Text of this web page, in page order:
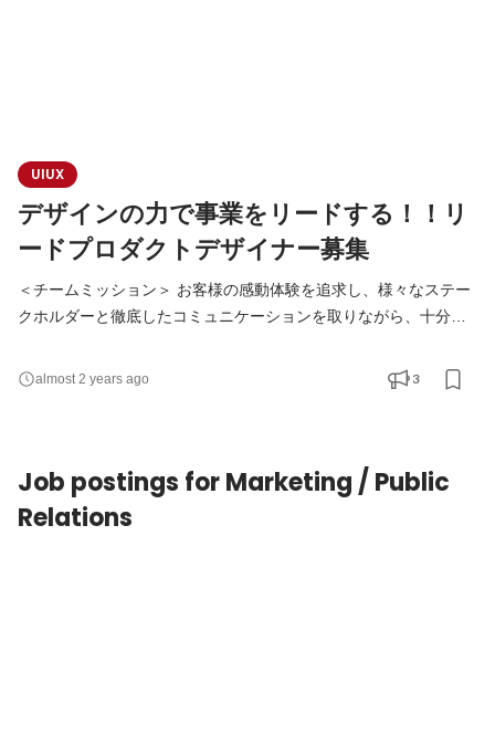
UIUX
デザインの力で事業をリードする！！リ
ードプロダクトデザイナー募集
＜チームミッション＞ お客様の感動体験を追求し、様々なステー
クホルダーと徹底したコミュニケーションを取りながら、十分な
な職務内容】 各種プロダクト改善を目的としたプロジェクトにお
いて、要件定義～情報設計に至るまでの設計領域から、プロダク
almost 2 years ago 3
Job postings for Marketing / Public
Relations